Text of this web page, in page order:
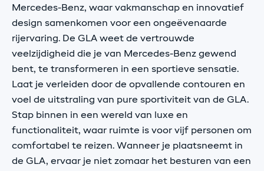
Mercedes-Benz, waar vakmanschap en innovatief
design samenkomen voor een ongeëvenaarde
rijervaring. De GLA weet de vertrouwde
veelzijdigheid die je van Mercedes-Benz gewend
bent, te transformeren in een sportieve sensatie.
Laat je verleiden door de opvallende contouren en
voel de uitstraling van pure sportiviteit van de GLA.
Stap binnen in een wereld van luxe en
functionaliteit, waar ruimte is voor vijf personen om
comfortabel te reizen. Wanneer je plaatsneemt in
de GLA, ervaar je niet zomaar het besturen van een